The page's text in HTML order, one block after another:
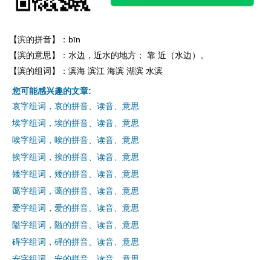
【滨的拼音】：bīn
【滨的意思】：水边，近水的地方； 靠 近（水边）。
【滨的组词】：滨海 滨江 海滨 湖滨 水滨
您可能感兴趣的文章:
哀字组词，哀的拼音、读音、意思
埃字组词，埃的拼音、读音、意思
唉字组词，唉的拼音、读音、意思
挨字组词，挨的拼音、读音、意思
矮字组词，矮的拼音、读音、意思
蔼字组词，蔼的拼音、读音、意思
爱字组词，爱的拼音、读音、意思
隘字组词，隘的拼音、读音、意思
碍字组词，碍的拼音、读音、意思